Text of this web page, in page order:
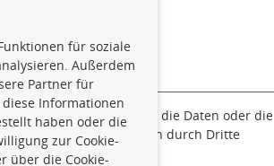
Es ist zu unterlassen, die Daten oder die
oder diese Handlungen durch Dritte
verfolgt.
für soziale
Außerdem
Partner für
Informationen
haben oder die
zur Cookie-
über die Cookie-